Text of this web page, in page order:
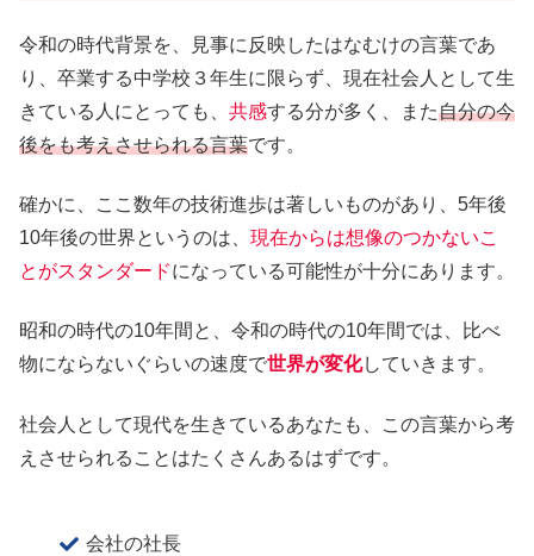
令和の時代背景を、見事に反映したはなむけの言葉であ
り、卒業する中学校３年生に限らず、現在社会人として生
きている人にとっても、 共感する分が多く、また自分の今
後をも考えさせられる言葉です。
確かに、ここ数年の技術進歩は著しいものがあり、5年後
10年後の世界というのは、 現在からは想像のつかないこ
とがスタンダードになっている可能性が十分にあります。
昭和の時代の10年間と、令和の時代の10年間では、比べ
物にならないぐらいの速度で世界が変化していきます。
社会人として現代を生きているあなたも、この言葉から考
えさせられることはたくさんあるはずです。
会社の社長